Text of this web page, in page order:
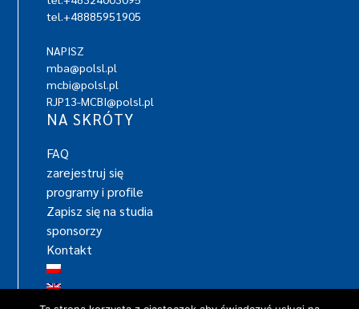
tel.+48885951905
NAPISZ
mba@polsl.pl
mcbi@polsl.pl
RJP13-MCBI@polsl.pl
NA SKRÓTY
FAQ
zarejestruj się
programy i profile
Zapisz się na studia
sponsorzy
Kontakt